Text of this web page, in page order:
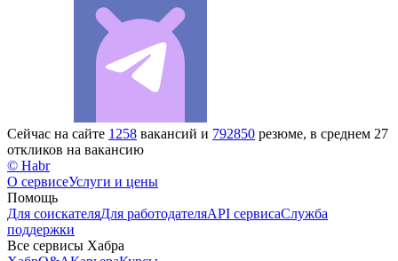
Сейчас на сайте 1258 вакансий и 792850 резюме, в среднем 27
откликов на вакансию
© Habr
О сервисеУслуги и цены
Помощь
Для соискателяДля работодателяAPI сервисаСлужба
поддержки
Все сервисы Хабра